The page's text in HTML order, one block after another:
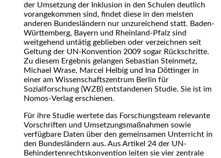
der Umsetzung der Inklusion in den Schulen deutlich
vorangekommen sind, findet diese in den meisten
anderen Bundesländern nur unzureichend statt. Baden-
Württemberg, Bayern und Rheinland-Pfalz sind
weitgehend untätig geblieben oder verzeichnen seit
Geltung der UN-Konvention 2009 sogar Rückschritte.
Zu diesem Ergebnis gelangen Sebastian Steinmetz,
Michael Wrase, Marcel Helbig und Ina Döttinger in
einer am Wissenschaftszentrum Berlin für
Sozialforschung (WZB) entstandenen Studie. Sie ist im
Nomos-Verlag erschienen.
Für ihre Studie wertete das Forschungsteam relevante
Vorschriften und Umsetzungsmaßnahmen sowie
verfügbare Daten über den gemeinsamen Unterricht in
den Bundesländern aus. Aus Artikel 24 der UN-
Behindertenrechtskonvention leiten sie vier zentrale